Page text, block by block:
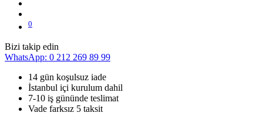
0
Bizi takip edin
WhatsApp: 0 212 269 89 99
14 gün koşulsuz iade
İstanbul içi kurulum dahil
7-10 iş gününde teslimat
Vade farksız 5 taksit